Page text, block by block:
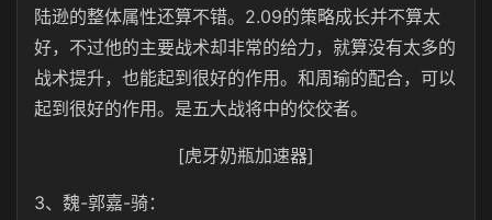
陆逊的整体属性还算不错。2.09的策略成长并不算太
好，不过他的主要战术却非常的给力，就算没有太多的
战术提升，也能起到很好的作用。和周瑜的配合，可以
起到很好的作用。是五大战将中的佼佼者。
[虎牙奶瓶加速器]
3、魏-郭嘉-骑：